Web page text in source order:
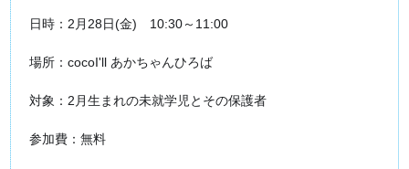
日時：2月28日(金) 10:30～11:00
場所：cocoI'll あかちゃんひろば
対象：2月生まれの未就学児とその保護者
参加費：無料